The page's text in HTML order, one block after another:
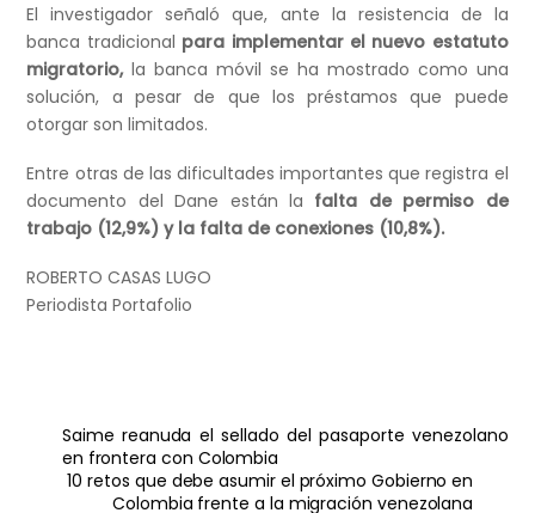
El investigador señaló que, ante la resistencia de la
banca tradicional para implementar el nuevo estatuto
migratorio,la banca móvil se ha mostrado como una
solución, a pesar de que los préstamos que puede
otorgar son limitados.
Entre otras de las dificultades importantes que registra el
documento del Dane están la falta de permiso de
trabajo (12,9%) y la falta de conexiones (10,8%).
ROBERTO CASAS LUGO
Periodista Portafolio
Saime reanuda el sellado del pasaporte venezolano
en frontera con Colombia
10 retos que debe asumir el próximo Gobierno en
Colombia frente a la migración venezolana